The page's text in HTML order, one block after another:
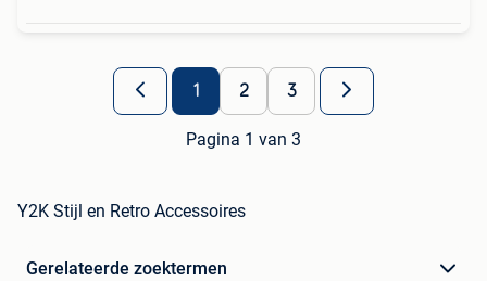
1 2 3
Pagina 1 van 3
Y2K Stijl en Retro Accessoires
Gerelateerde zoektermen